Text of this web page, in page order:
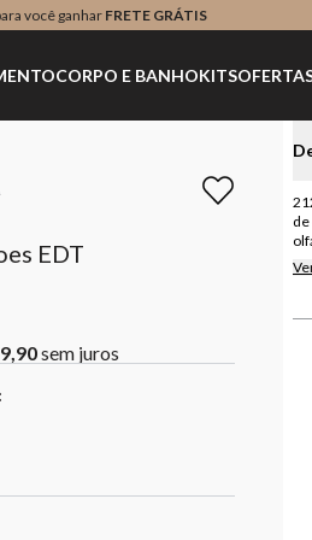
você ganhar FRETE GRÁTIS
CORPO E BANHOKITS
EDT
,90sem juros
na
o
a